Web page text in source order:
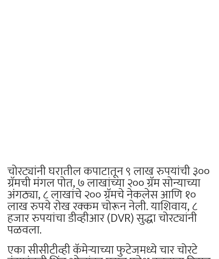
चोरट्यांनी घरातील कपाटातून ९ लाख रुपयांची ३००
ग्रॅमची मंगल पोत, ७ लाखांच्या २०० ग्रॅम सोन्याच्या
अंगठ्या, ८ लाखांचे २०० ग्रॅमचे नेकलेस आणि १०
लाख रुपये रोख रक्कम चोरून नेली. याशिवाय, ८
हजार रुपयांचा डीव्हीआर (DVR) सुद्धा चोरट्यांनी
पळवला.
एका सीसीटीव्ही कॅमेऱ्याच्या फुटेजमध्ये चार चोरटे